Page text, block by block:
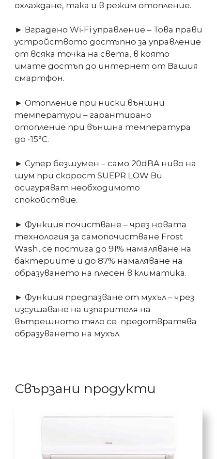
охлаждане, така и в режим отопление.
► Вградено Wi-Fi управление – Това прави
устройството достъпно за управление
от всяка точка на света, в която
имате достъп до интернет от Вашия
смартфон.
► Отопление при ниски външни
температури – гарантирано
отопление при външна температура
до -15°C.
► Супер безшумен – само 20dBA ниво на
шум при скорост SUEPR LOW Ви
осигуряват необходимото
спокойствие.
► Функция почистване – чрез новата
технология за самопочистване Frost
Wash, се постига до 91% намаляване на
бактериите и до 87% намаляване на
образуването на плесен в климатика.
► Функция предпазване от мухъл – чрез
изсушаване на изпарителя на
вътрешното тяло се предотвратява
образуването на мухъл.
Свързани продукти